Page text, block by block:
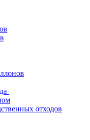
отходов